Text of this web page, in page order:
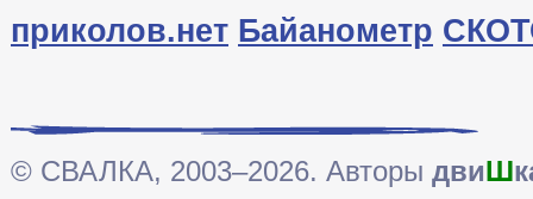
приколов.нет Байанометр
© СВАЛКА, 2003–2026. Авторы двиШ